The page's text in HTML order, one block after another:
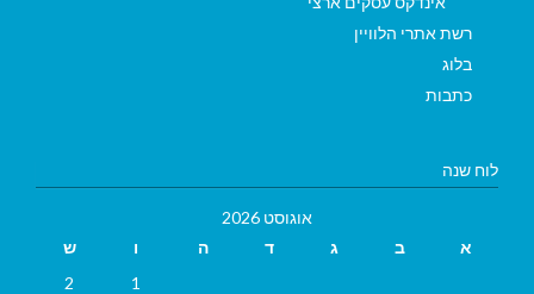
רשת אתרי הלוויין
בלוג
כתבות
לוח שנה
אוגוסט 2026
א
ב ג ד ה ו
ש
1
2